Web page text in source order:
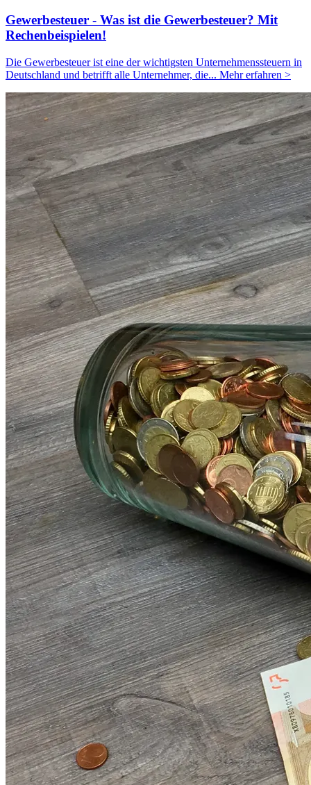
Gewerbesteuer - Was ist die Gewerbesteuer? Mit
Rechenbeispielen!
Die Gewerbesteuer ist eine der wichtigsten Unternehmenssteuern in
Deutschland und betrifft alle Unternehmer, die... Mehr erfahren >